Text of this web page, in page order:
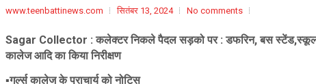
www.teenbattinews.com सितंबर 13, 2024 No comments
Sagar Collector : कलेक्टर निकले पैदल सड़को पर : डफरिन, बस
कालेज आदि का किया निरीक्षण
▪️गर्ल्स कालेज के प्राचार्य को नोटिस